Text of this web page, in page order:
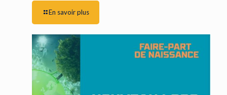
En savoir plus